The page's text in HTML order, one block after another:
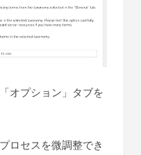
オプション」タブを
ロセスを微調整でき